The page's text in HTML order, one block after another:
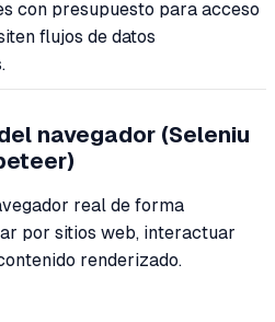
con presupuesto para acceso
flujos de datos
navegador (Seleniu
real de forma
por sitios web, interactuar
renderizado.